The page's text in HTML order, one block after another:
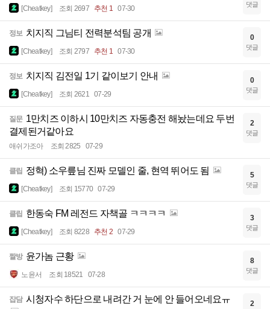
[Cheatkey] 조회 2697 추천 1 07-30 댓글
정보 치지직 그님티 전력분석팀 공개
[Cheatkey] 조회 2797 추천 1 07-30
0
댓글
정보 치지직 김전일 1기 같이보기 안내
[Cheatkey] 조회 2621 07-29
0
댓글
질문 1만치즈 이하시 10만치즈 자동충전 해놨는데요 두번
결제된거같아요
애쉬가조아 조회 2825 07-29
2
댓글
클립 정혁) 소우릎님 진짜 모델인 줄, 현역 뛰어도 됨
[Cheatkey] 조회 15770 07-29
5
댓글
클립 한동숙 FM 레전드 자책골 ㅋㅋㅋㅋ
[Cheatkey] 조회 8228 추천 2 07-29
3
댓글
짤방 윤가놈 근황
노윤서 조회 18521 07-28
8
댓글
잡담 시청자수 하단으로 내려간 거 눈에 안 들어오네요ㅠ 2